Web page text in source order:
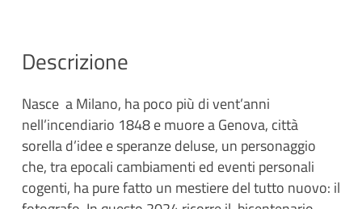
Descrizione
Nasce a Milano, ha poco più di vent’anni
nell’incendiario 1848 e muore a Genova, città
sorella d’idee e speranze deluse, un personaggio
che, tra epocali cambiamenti ed eventi personali
cogenti, ha pure fatto un mestiere del tutto nuovo: il